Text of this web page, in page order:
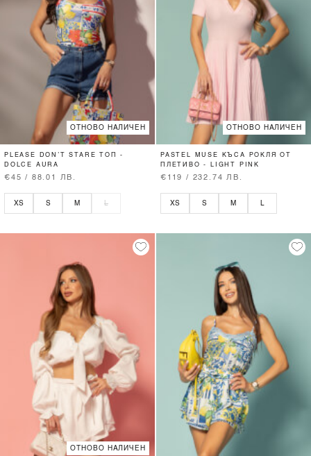
ОТНОВО НАЛИЧЕН
PLEASE DON’T STARE ТОП -
DOLCE AURA
€45 / 88.01 ЛВ.
XS S M L
ОТНОВО НАЛИЧЕН
PASTEL MUSE КЪСА РОКЛЯ ОТ
ПЛЕТИВО - LIGHT PINK
€119 / 232.74 ЛВ.
XS S M
ОТНОВО НАЛИЧЕН